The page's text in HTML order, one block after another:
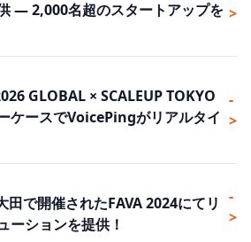
— 2,000名超のスタートアップを >
GLOBAL × SCALEUP TOKYO
ケースでVoicePingがリアルタイ
-
>
で開催されたFAVA 2024にてリ
ーションを提供！
-
>